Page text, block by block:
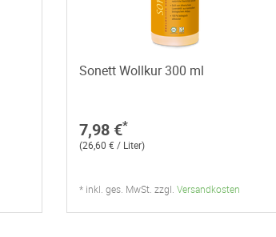
Sonett Wollkur 300 ml
7,98 €*
(26,60 € / Liter)
* inkl. ges. MwSt. zzgl. Versandkosten